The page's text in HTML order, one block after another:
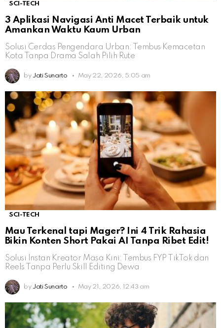
SCI-TECH
3 Aplikasi Navigasi Anti Macet Terbaik untuk
Amankan Waktu Kaum Urban
Solusi Cerdas Pengendara Urban: Tembus Kemacetan
Kota Tanpa Drama Salah Pilih Rute
by Jati Sunarto May 22, 2026, 5:05 am
SCI-TECH
Mau Terkenal tapi Mager? Ini 4 Trik Rahasia
Bikin Konten Short Pakai AI Tanpa Ribet Edit!
Solusi Instan Kreator Masa Kini: Tembus FYP TikTok dan
Reels Tanpa Perlu Skill Editing Dewa
by Jati Sunarto May 21, 2026, 12:43 am